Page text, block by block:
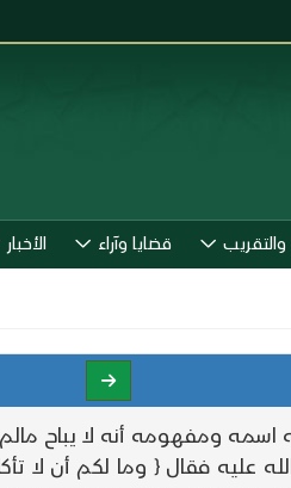
قضايا وآراء الأخبار
اسمه ومفهومه أنه لا يباح
عليه فقال { وما لكم أن لا